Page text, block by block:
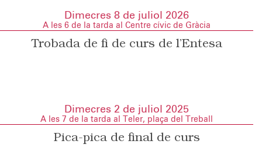
Dimecres 8 de juliol 2026
A les 6 de la tarda al Centre cívic de Gràcia
Trobada de fi de curs de l’Entesa
Dimecres 2 de juliol 2025
A les 7 de la tarda al Teler, plaça del Treball
Pica-pica de final de curs